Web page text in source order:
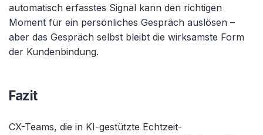
automatisch erfasstes Signal kann den richtigen
Moment für ein persönliches Gespräch auslösen –
aber das Gespräch selbst bleibt die wirksamste Form
der Kundenbindung.
Fazit
CX-Teams, die in KI-gestützte Echtzeit-